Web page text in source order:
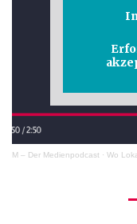
M – Der Medienpodcast · Wo